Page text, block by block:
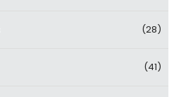
(28)
(41)